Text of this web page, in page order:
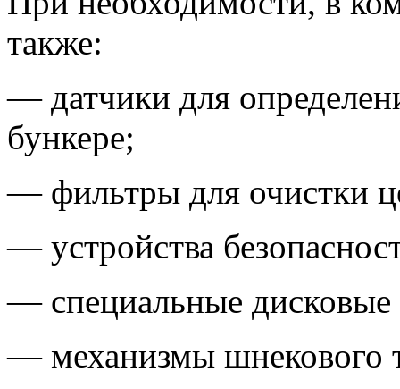
также:
— датчики для
бункере;
— фильтры для очистки
— устройства
— специальные дисковые
— механизмы шнекового